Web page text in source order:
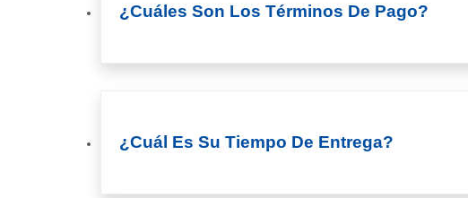
¿Cuáles Son Los Términos De Pago?
¿Cuál Es Su Tiempo De Entrega?